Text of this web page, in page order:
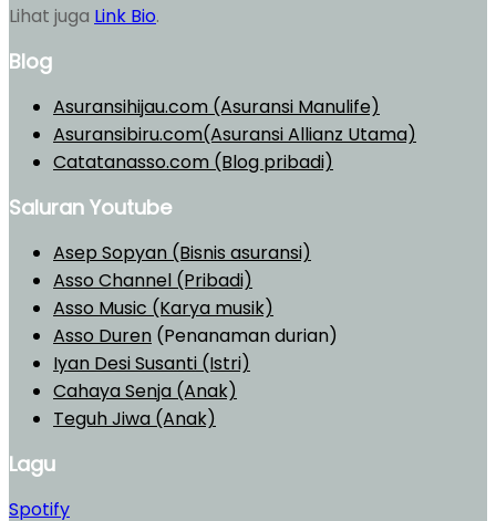
Lihat juga Link Bio.
Blog
Asuransihijau.com (Asuransi Manulife)
Asuransibiru.com(Asuransi Allianz Utama)
Catatanasso.com (Blog pribadi)
Saluran Youtube
Asep Sopyan (Bisnis asuransi)
Asso Channel (Pribadi)
Asso Music (Karya musik)
Asso Duren (Penanaman durian)
Iyan Desi Susanti (Istri)
Cahaya Senja (Anak)
Teguh Jiwa (Anak)
Lagu
Spotify